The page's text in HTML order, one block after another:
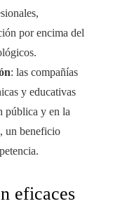
por encima del
: las compañías
y educativas
pública y en la
un beneficio
eficaces